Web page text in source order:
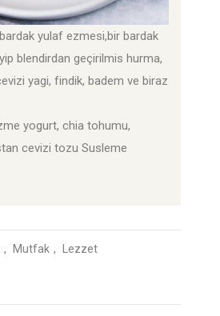
yulaf ezmesi,bir bardak
blendirdan geçirilmis hurma,
yagi, findik, badem ve biraz
yogurt, chia tohumu,
cevizi tozu Susleme
Mutfak Lezzet